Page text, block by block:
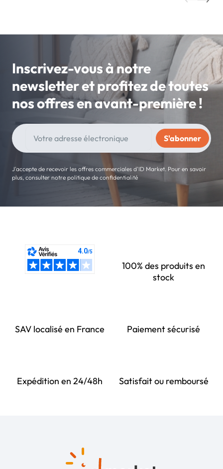
Inscrivez-vous à notre
newsletter et profitez de toutes
nos offres en avant-première !
J'accepte de recevoir les offres commerciales d'ID Market. Pour en savoir
plus, consulter notre politique de confidentialité
100% des produits en
stock
SAV localisé en France Paiement sécurisé
Expédition en 24/48h Satisfait ou remboursé